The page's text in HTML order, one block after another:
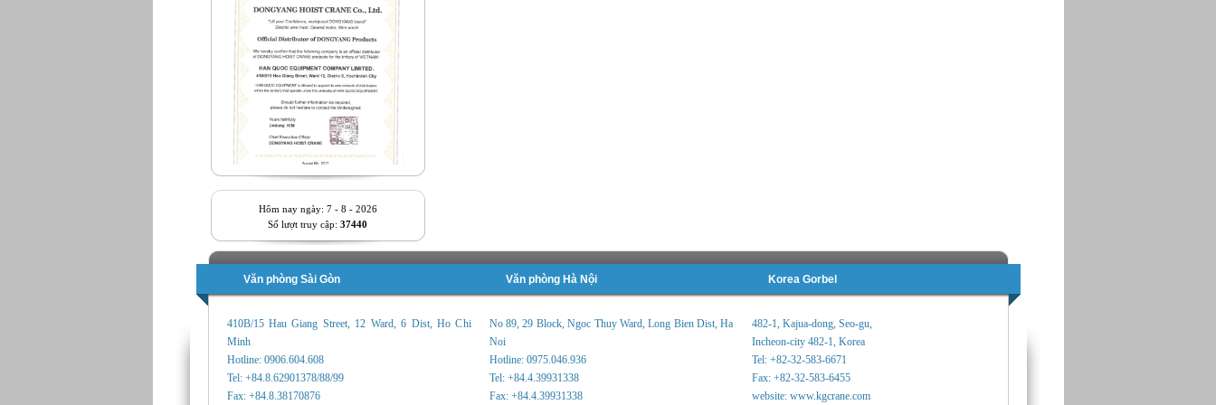
Hôm nay ngày: 7 - 8 - 2026
Số lượt truy cập: 37440
Văn phòng Sài Gòn Văn phòng Hà Nội Korea Gorbel
410B/15 Hau Giang Street, 12 Ward, 6 Dist, Ho Chi
Minh
Hotline: 0906.604.608
Tel: +84.8.62901378/88/99
Fax: +84.8.38170876
No 89, 29 Block, Ngoc Thuy Ward, Long Bien Dist, Ha
Noi
Hotline: 0975.046.936
Tel: +84.4.39931338
Fax: +84.4.39931338
482-1, Kajua-dong, Seo-gu,
Incheon-city 482-1, Korea
Tel: +82-32-583-6671
Fax: +82-32-583-6455
website: www.kgcrane.com